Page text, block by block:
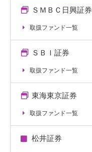
ＳＭＢＣ日興証券
取扱ファンド一覧
ＳＢＩ証券
取扱ファンド一覧
東海東京証券
取扱ファンド一覧
松井証券